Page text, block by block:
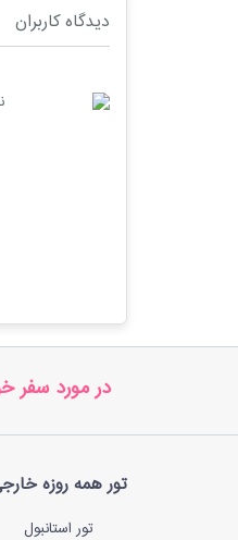
دیدگاه کاربران
در مورد سفر
تور همه روزه
تور استانبول